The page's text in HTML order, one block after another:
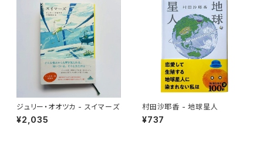
ジュリー・オオツカ - スイマーズ
¥2,035
村田沙耶香 - 地球星人
¥737